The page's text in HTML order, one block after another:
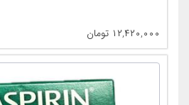
۱۲,۴۲۰,۰۰۰ تومان